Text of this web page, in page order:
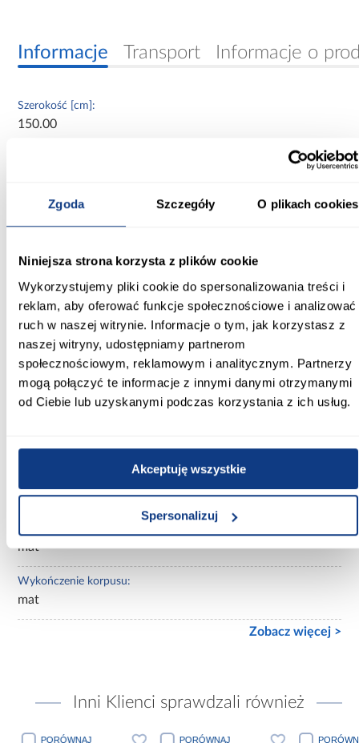
Zgoda Szczegóły O plikach cookies
Niniejsza strona korzysta z plików cookie
Wykorzystujemy pliki cookie do spersonalizowania treści i
reklam, aby oferować funkcje społecznościowe i analizować
ruch w naszej witrynie. Informacje o tym, jak korzystasz z
naszej witryny, udostępniamy partnerom
społecznościowym, reklamowym i analitycznym. Partnerzy
mogą połączyć te informacje z innymi danymi otrzymanymi
od Ciebie lub uzyskanymi podczas korzystania z ich usług.
Akceptuję wszystkie
Spersonalizuj
Informacje Transport Informacje o
Szerokość [cm]:
150.00
Wysokość [cm]:
245.50
Kolor frontów:
beżowy
Kolor korpusu:
Wybarwienie:
beżowe
3-drzwiowa
mat
Wykończenie korpusu:
mat
Zobacz więcej >
Inni Klienci sprawdzali również
PORÓWNAJ PORÓWNAJ